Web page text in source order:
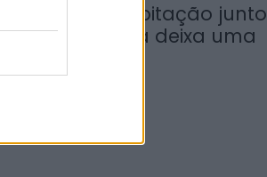
Incêndio em habitação junto
Ponte Metálica deixa uma